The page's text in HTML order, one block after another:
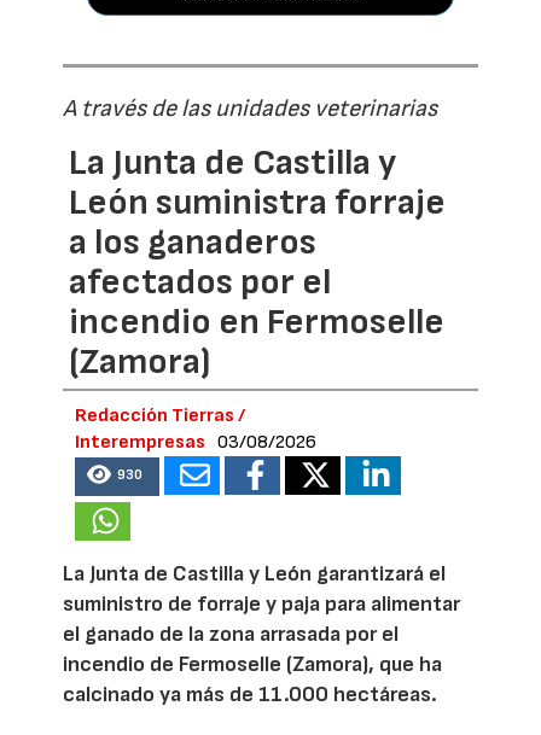
A través de las unidades veterinarias
La Junta de Castilla y
León suministra forraje
a los ganaderos
afectados por el
incendio en Fermoselle
(Zamora)
Redacción Tierras /
Interempresas
03/08/2026
930
La Junta de Castilla y León garantizará el
suministro de forraje y paja para alimentar
el ganado de la zona arrasada por el
incendio de Fermoselle (Zamora), que ha
calcinado ya más de 11.000 hectáreas.